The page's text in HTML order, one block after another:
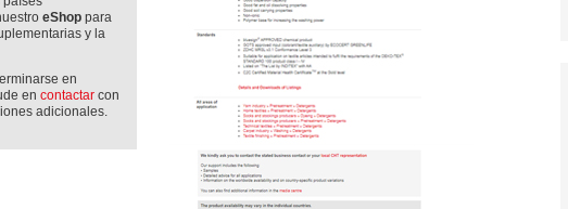
eShop para
y la
en
en contactar con
adicionales.